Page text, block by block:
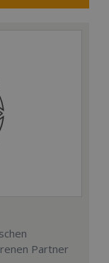
Partner